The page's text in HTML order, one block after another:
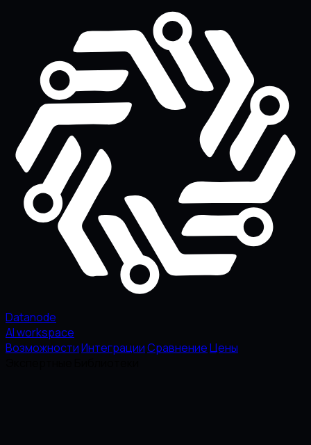
Datanode
AI workspace
ВозможностиИнтеграцииСравнениеЦены